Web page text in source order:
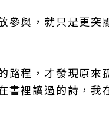
參與，就只是更突
程，才發現原來
書裡讀過的詩，